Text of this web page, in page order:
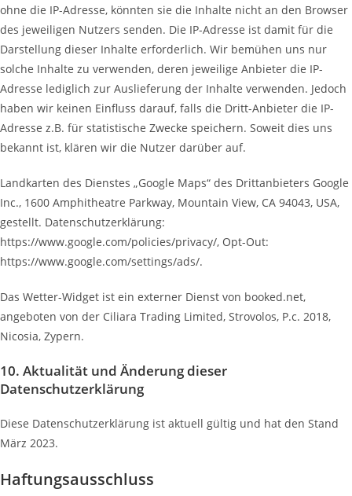
ohne die IP-Adresse, könnten sie die Inhalte nicht an den Browser
des jeweiligen Nutzers senden. Die IP-Adresse ist damit für die
Darstellung dieser Inhalte erforderlich. Wir bemühen uns nur
solche Inhalte zu verwenden, deren jeweilige Anbieter die IP-
Adresse lediglich zur Auslieferung der Inhalte verwenden. Jedoch
haben wir keinen Einfluss darauf, falls die Dritt-Anbieter die IP-
Adresse z.B. für statistische Zwecke speichern. Soweit dies uns
bekannt ist, klären wir die Nutzer darüber auf.
Landkarten des Dienstes „Google Maps“ des Drittanbieters Google
Inc., 1600 Amphitheatre Parkway, Mountain View, CA 94043, USA,
gestellt. Datenschutzerklärung:
https://www.google.com/policies/privacy/, Opt-Out:
https://www.google.com/settings/ads/.
Das Wetter-Widget ist ein externer Dienst von booked.net,
angeboten von der Ciliara Trading Limited, Strovolos, P.c. 2018,
Nicosia, Zypern.
10. Aktualität und Änderung dieser
Datenschutzerklärung
Diese Datenschutzerklärung ist aktuell gültig und hat den Stand
März 2023.
Haftungsausschluss